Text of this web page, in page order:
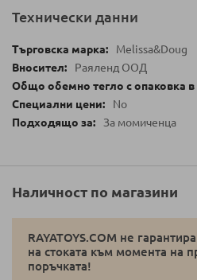
Технически данни
Melissa&Doug
Раяленд ООД
No
За момиченца
Наличност по магазини
RAYATOYS.COM не
на стоката към момента на
поръчката!